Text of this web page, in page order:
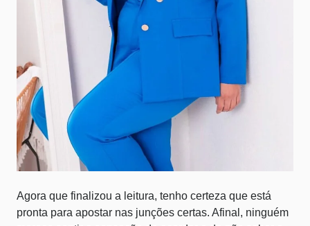
Agora que finalizou a leitura, tenho certeza que está
pronta para apostar nas junções certas. Afinal, ninguém